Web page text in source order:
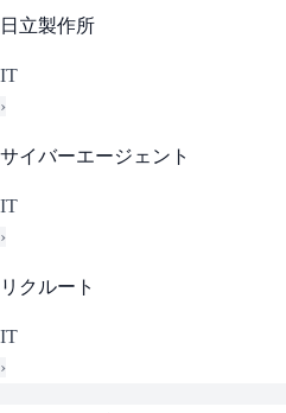
日立製作所
IT
›
サイバーエージェント
IT
›
リクルート
IT
›